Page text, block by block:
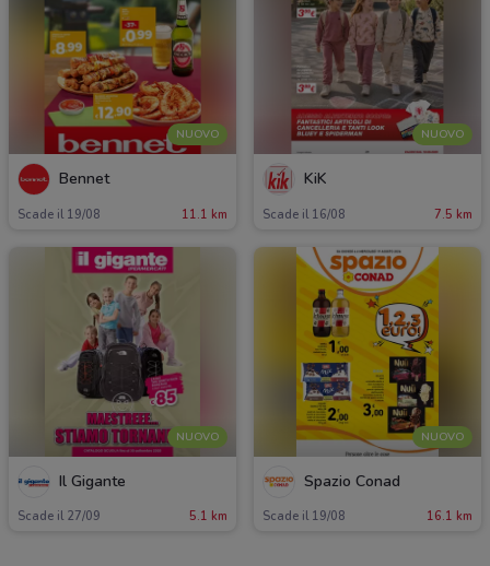
NUOVO
Bennet
Scade il 19/08 11.1 km
NUOVO
KiK
Scade il 16/08 7.5 km
NUOVO
Il Gigante
Scade il 27/09 5.1 km
NUOVO
Spazio Conad
Scade il 19/08 16.1 km